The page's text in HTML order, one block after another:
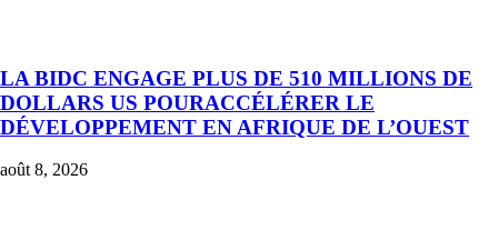
LA BIDC ENGAGE PLUS DE 510 MILLIONS DE
DOLLARS US POURACCÉLÉRER LE
DÉVELOPPEMENT EN AFRIQUE DE L’OUEST
août 8, 2026